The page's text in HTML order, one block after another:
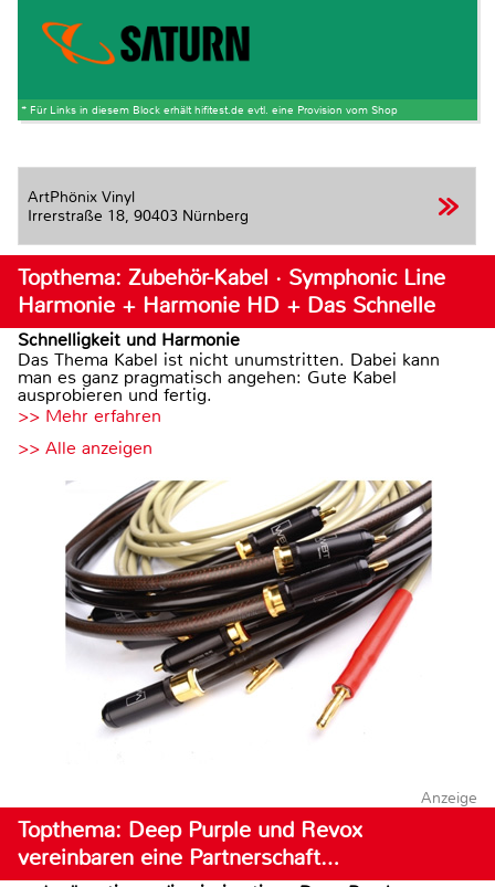
* Für Links in diesem Block erhält hifitest.de evtl. eine Provision vom Shop
ArtPhönix Vinyl
Irrerstraße 18, 90403 Nürnberg
Topthema: Zubehör-Kabel · Symphonic Line
Harmonie + Harmonie HD + Das Schnelle
Schnelligkeit und Harmonie
Das Thema Kabel ist nicht unumstritten. Dabei kann
man es ganz pragmatisch angehen: Gute Kabel
ausprobieren und fertig.
>> Mehr erfahren
>> Alle anzeigen
Anzeige
Topthema: Deep Purple und Revox
vereinbaren eine Partnerschaft…